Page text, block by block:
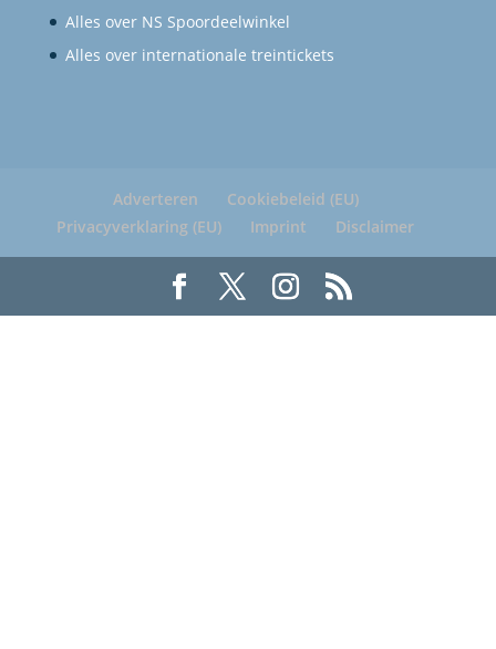
Alles over NS Spoordeelwinkel
Alles over internationale treintickets
Adverteren
Cookiebeleid (EU)
Privacyverklaring (EU)
Imprint Disclaimer